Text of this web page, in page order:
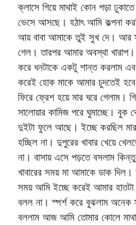
ক্লাসে গিয়ে মাথাই কোন পড়া
ভেসে আসছে। হঠাৎ আমি কল্পনা
আয় বাবা আমাকে তুই সুখ দে। আর
গেল। তারপর আমার অবস্থা খারাপ।
করে ধনটাকে একটু শান্ত করলাম
করেই হোক মাকে আমার চুদতেই
ফিরে ফ্রেশ হয়ে মার ঘরে গেলাম।
সালোয়ার কামিজ পরে ঘুমাচ্ছে। বুক
দুইটা ফুলে আছে। ইচ্ছে করছিল
হচ্ছিল না। দুপুরের খাবার খেয়ে
না। বাসায় এসে পড়তে বসলাম
খাবারের সময় মা আমাকে ডাক দিল।
সময় আমি ইচ্ছে করেই আমার
বলল না। স্পর্শ করে বুঝলাম অনেক
বললাম আজ আমি তোমার কোলে